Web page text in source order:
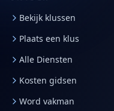
Bekijk klussen
Plaats een klus
Alle Diensten
Kosten gidsen
Word vakman